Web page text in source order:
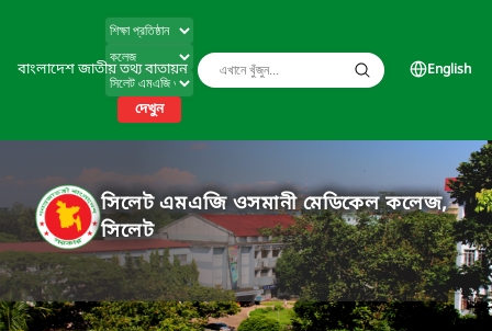
বাংলাদেশ জাতীয় তথ্য বাতায়ন
দেখুন
English
সিলেট এমএজি ওসমানী মেডিকেল কলেজ,
সিলেট